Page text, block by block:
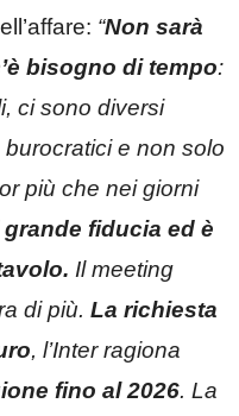
“Non sarà
bisogno di tempo:
ci sono diversi
e non solo
più che nei giorni
fiducia ed è
Il meeting
di più. La richiesta
, l’Inter ragiona
fino al 2026. La